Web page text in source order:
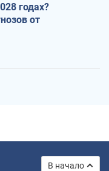
годах?
от
В начало